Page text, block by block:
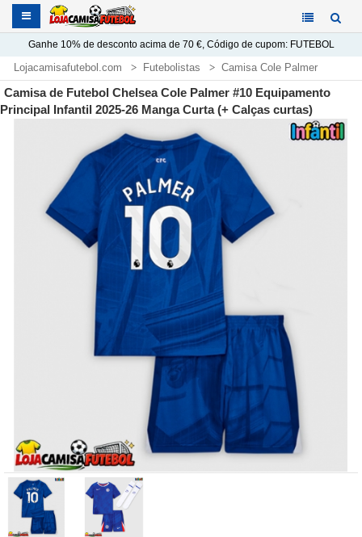
Ganhe 10%de desconto acima de 70 €, Código de cupom: FUTEBOL
Lojacamisafutebol.com Futebolistas Camisa Cole Palmer
Camisa de Futebol Chelsea Cole Palmer #10 Equipamento
Principal Infantil 2025-26 Manga Curta (+ Calças curtas)